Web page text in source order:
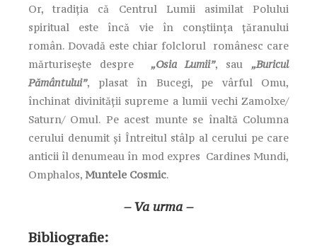
Or, tradiţia că Centrul Lumii asimilat Polului
spiritual este încă vie în conştiinţa ţăranului
român. Dovadă este chiar folclorul românesc care
mărturiseşte despre „Osia Lumii”, sau „Buricul
Pământului”, plasat în Bucegi, pe vârful Omu,
închinat divinităţii supreme a lumii vechi Zamolxe/
Saturn/ Omul. Pe acest munte se înaltă Columna
cerului denumit şi Întreitul stâlp al cerului pe care
anticii îl denumeau în mod expres Cardines Mundi,
Omphalos, Muntele Cosmic.
– Va urma –
Bibliografie: